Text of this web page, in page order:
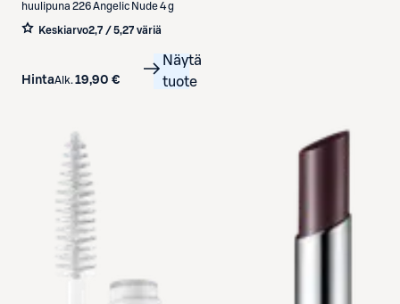
huulipuna 226 Angelic Nude 4 g
Keskiarvo2,7 / 5,27 väriä
HintaAlk. 19,90 €
Näytä
tuote